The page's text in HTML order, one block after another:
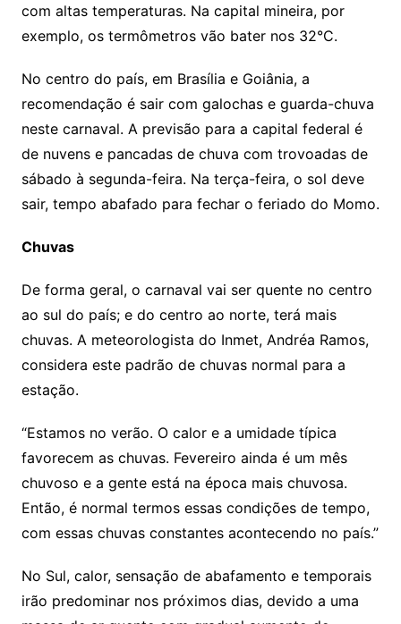
com altas temperaturas. Na capital mineira, por
exemplo, os termômetros vão bater nos 32°C.
No centro do país, em Brasília e Goiânia, a
recomendação é sair com galochas e guarda-chuva
neste carnaval. A previsão para a capital federal é
de nuvens e pancadas de chuva com trovoadas de
sábado à segunda-feira. Na terça-feira, o sol deve
sair, tempo abafado para fechar o feriado do Momo.
Chuvas
De forma geral, o carnaval vai ser quente no centro
ao sul do país; e do centro ao norte, terá mais
chuvas. A meteorologista do Inmet, Andréa Ramos,
considera este padrão de chuvas normal para a
estação.
“Estamos no verão. O calor e a umidade típica
favorecem as chuvas. Fevereiro ainda é um mês
chuvoso e a gente está na época mais chuvosa.
Então, é normal termos essas condições de tempo,
com essas chuvas constantes acontecendo no país.”
No Sul, calor, sensação de abafamento e temporais
irão predominar nos próximos dias, devido a uma